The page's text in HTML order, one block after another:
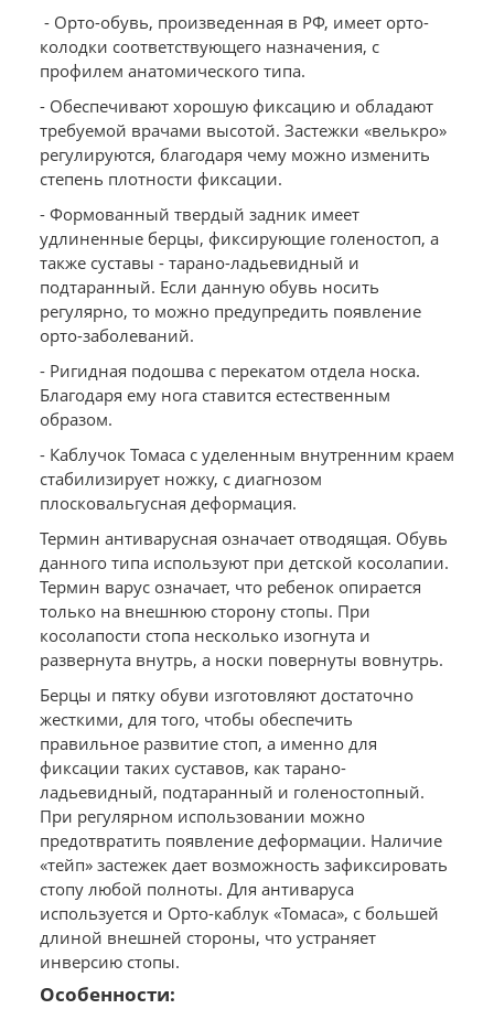
- Орто-обувь, произведенная в РФ, имеет орто-
колодки соответствующего назначения, с
профилем анатомического типа.
- Обеспечивают хорошую фиксацию и обладают
требуемой врачами высотой. Застежки «велькро»
регулируются, благодаря чему можно изменить
степень плотности фиксации.
- Формованный твердый задник имеет
удлиненные берцы, фиксирующие голеностоп, а
также суставы - тарано-ладьевидный и
подтаранный. Если данную обувь носить
регулярно, то можно предупредить появление
орто-заболеваний.
- Ригидная подошва с перекатом отдела носка.
Благодаря ему нога ставится естественным
образом.
- Каблучок Томаса с уделенным внутренним краем
стабилизирует ножку, с диагнозом
плосковальгусная деформация.
Термин антиварусная означает отводящая. Обувь
данного типа используют при детской косолапии.
Термин варус означает, что ребенок опирается
только на внешнюю сторону стопы. При
косолапости стопа несколько изогнута и
развернута внутрь, а носки повернуты вовнутрь.
Берцы и пятку обуви изготовляют достаточно
жесткими, для того, чтобы обеспечить
правильное развитие стоп, а именно для
фиксации таких суставов, как тарано-
ладьевидный, подтаранный и голеностопный.
При регулярном использовании можно
предотвратить появление деформации. Наличие
«тейп» застежек дает возможность зафиксировать
стопу любой полноты. Для антиваруса
используется и Орто-каблук «Томаса», с большей
длиной внешней стороны, что устраняет
инверсию стопы.
Особенности: